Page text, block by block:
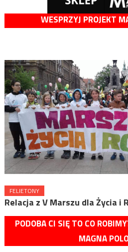
WESPRZYJ PROJEKT
FELIETONY
Relacja z V Marszu dla Życia i
PODOBA CI SIĘ TO CO
MAGNA